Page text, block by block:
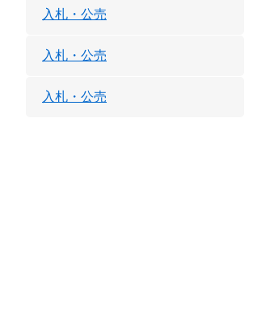
入札・公売
入札・公売
入札・公売